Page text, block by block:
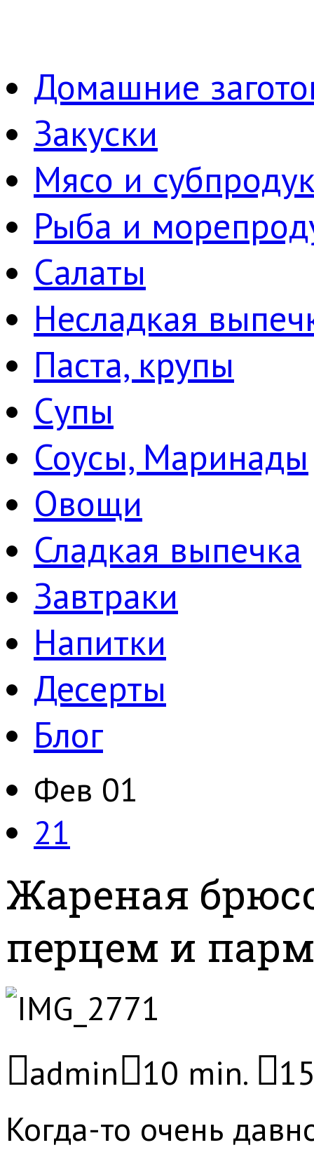
Домашние
Закуски
Мясо и
Рыба и
Салаты
Несладкая
Паста, крупы
Супы
Соусы, Маринады
Овощи
Сладкая выпечка
Завтраки
Напитки
Десерты
Блог
Фев 01
21
Жареная
перцем и
admin 10 min.
Когда-то очень